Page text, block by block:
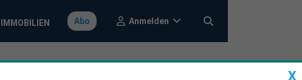
IMMOBILIEN Abo Anmelden
X